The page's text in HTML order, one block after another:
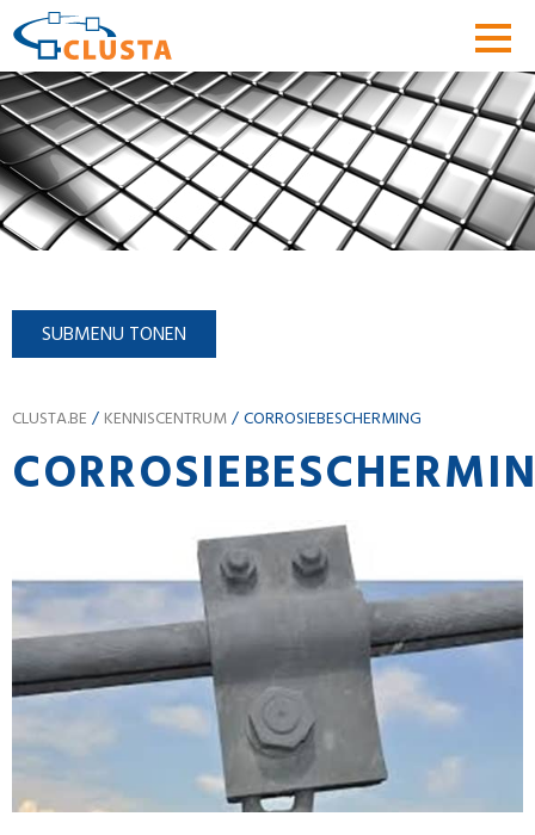
SUBMENU TONEN
CLUSTA.BE KENNISCENTRUM CORROSIEBESCHERMING